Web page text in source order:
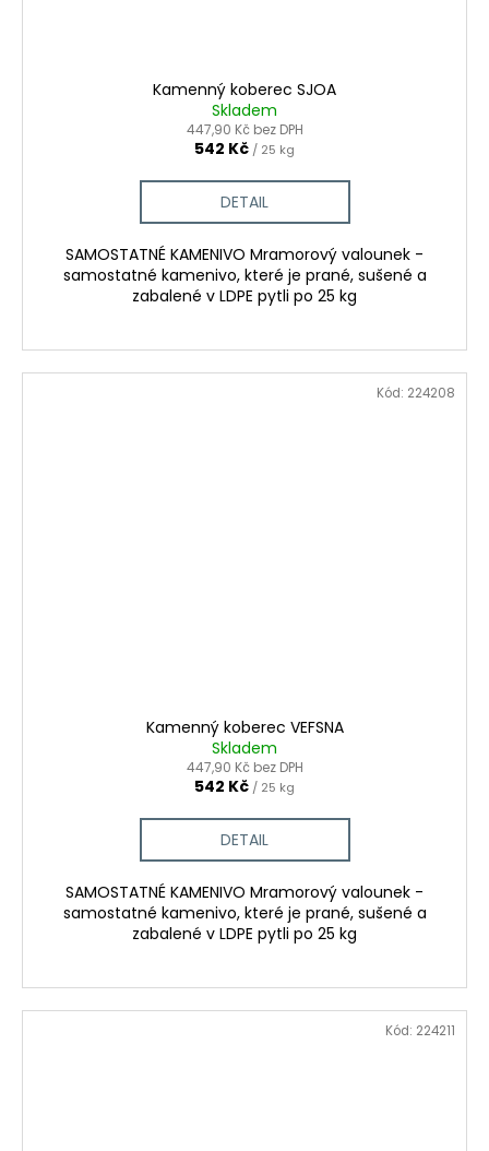
Kamenný koberec SJOA
Skladem
447,90 Kč bez DPH
542 Kč / 25 kg
DETAIL
SAMOSTATNÉ KAMENIVO Mramorový valounek -
samostatné kamenivo, které je prané, sušené a
zabalené v LDPE pytli po 25 kg
Kamenný koberec VEFSNA
Skladem
447,90 Kč bez DPH
542 Kč / 25 kg
DETAIL
SAMOSTATNÉ KAMENIVO Mramorový valounek -
samostatné kamenivo, které je prané, sušené a
zabalené v LDPE pytli po 25 kg
Kód: 224208
Kód: 224211